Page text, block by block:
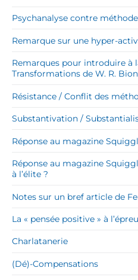
Psychanalyse contre
Remarque sur une hyper-
Remarques pour introduire à
Transformations de W. R. Bion
Résistance / Conflit des
Substantivation /
Réponse au magazine
Réponse au magazine
à l’élite ?
Notes sur un bref article de
La « pensée positive » à
Charlatanerie
(Dé)-Compensations